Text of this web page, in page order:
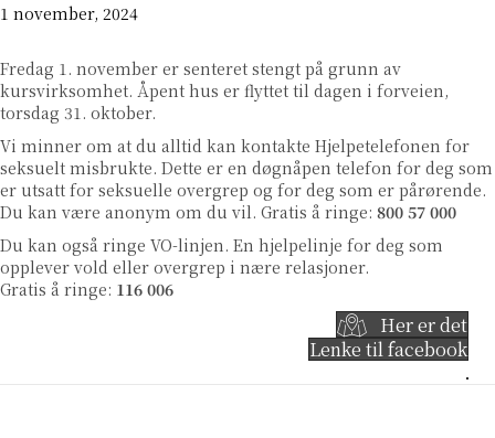
1 november, 2024
Fredag 1. november er senteret stengt på grunn av
kursvirksomhet. Åpent hus er flyttet til dagen i forveien,
torsdag 31. oktober.
Vi minner om at du alltid kan kontakte Hjelpetelefonen for
seksuelt misbrukte. Dette er en døgnåpen telefon for deg som
er utsatt for seksuelle overgrep og for deg som er pårørende.
Du kan være anonym om du vil. Gratis å ringe: 800 57 000
Du kan også ringe VO-linjen . En hjelpelinje for deg som
opplever vold eller overgrep i nære relasjoner.
Gratis å ringe: 116 006
Her er det
Lenke til facebook